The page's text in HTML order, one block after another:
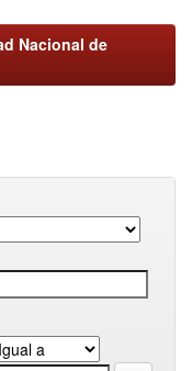
Nacional de